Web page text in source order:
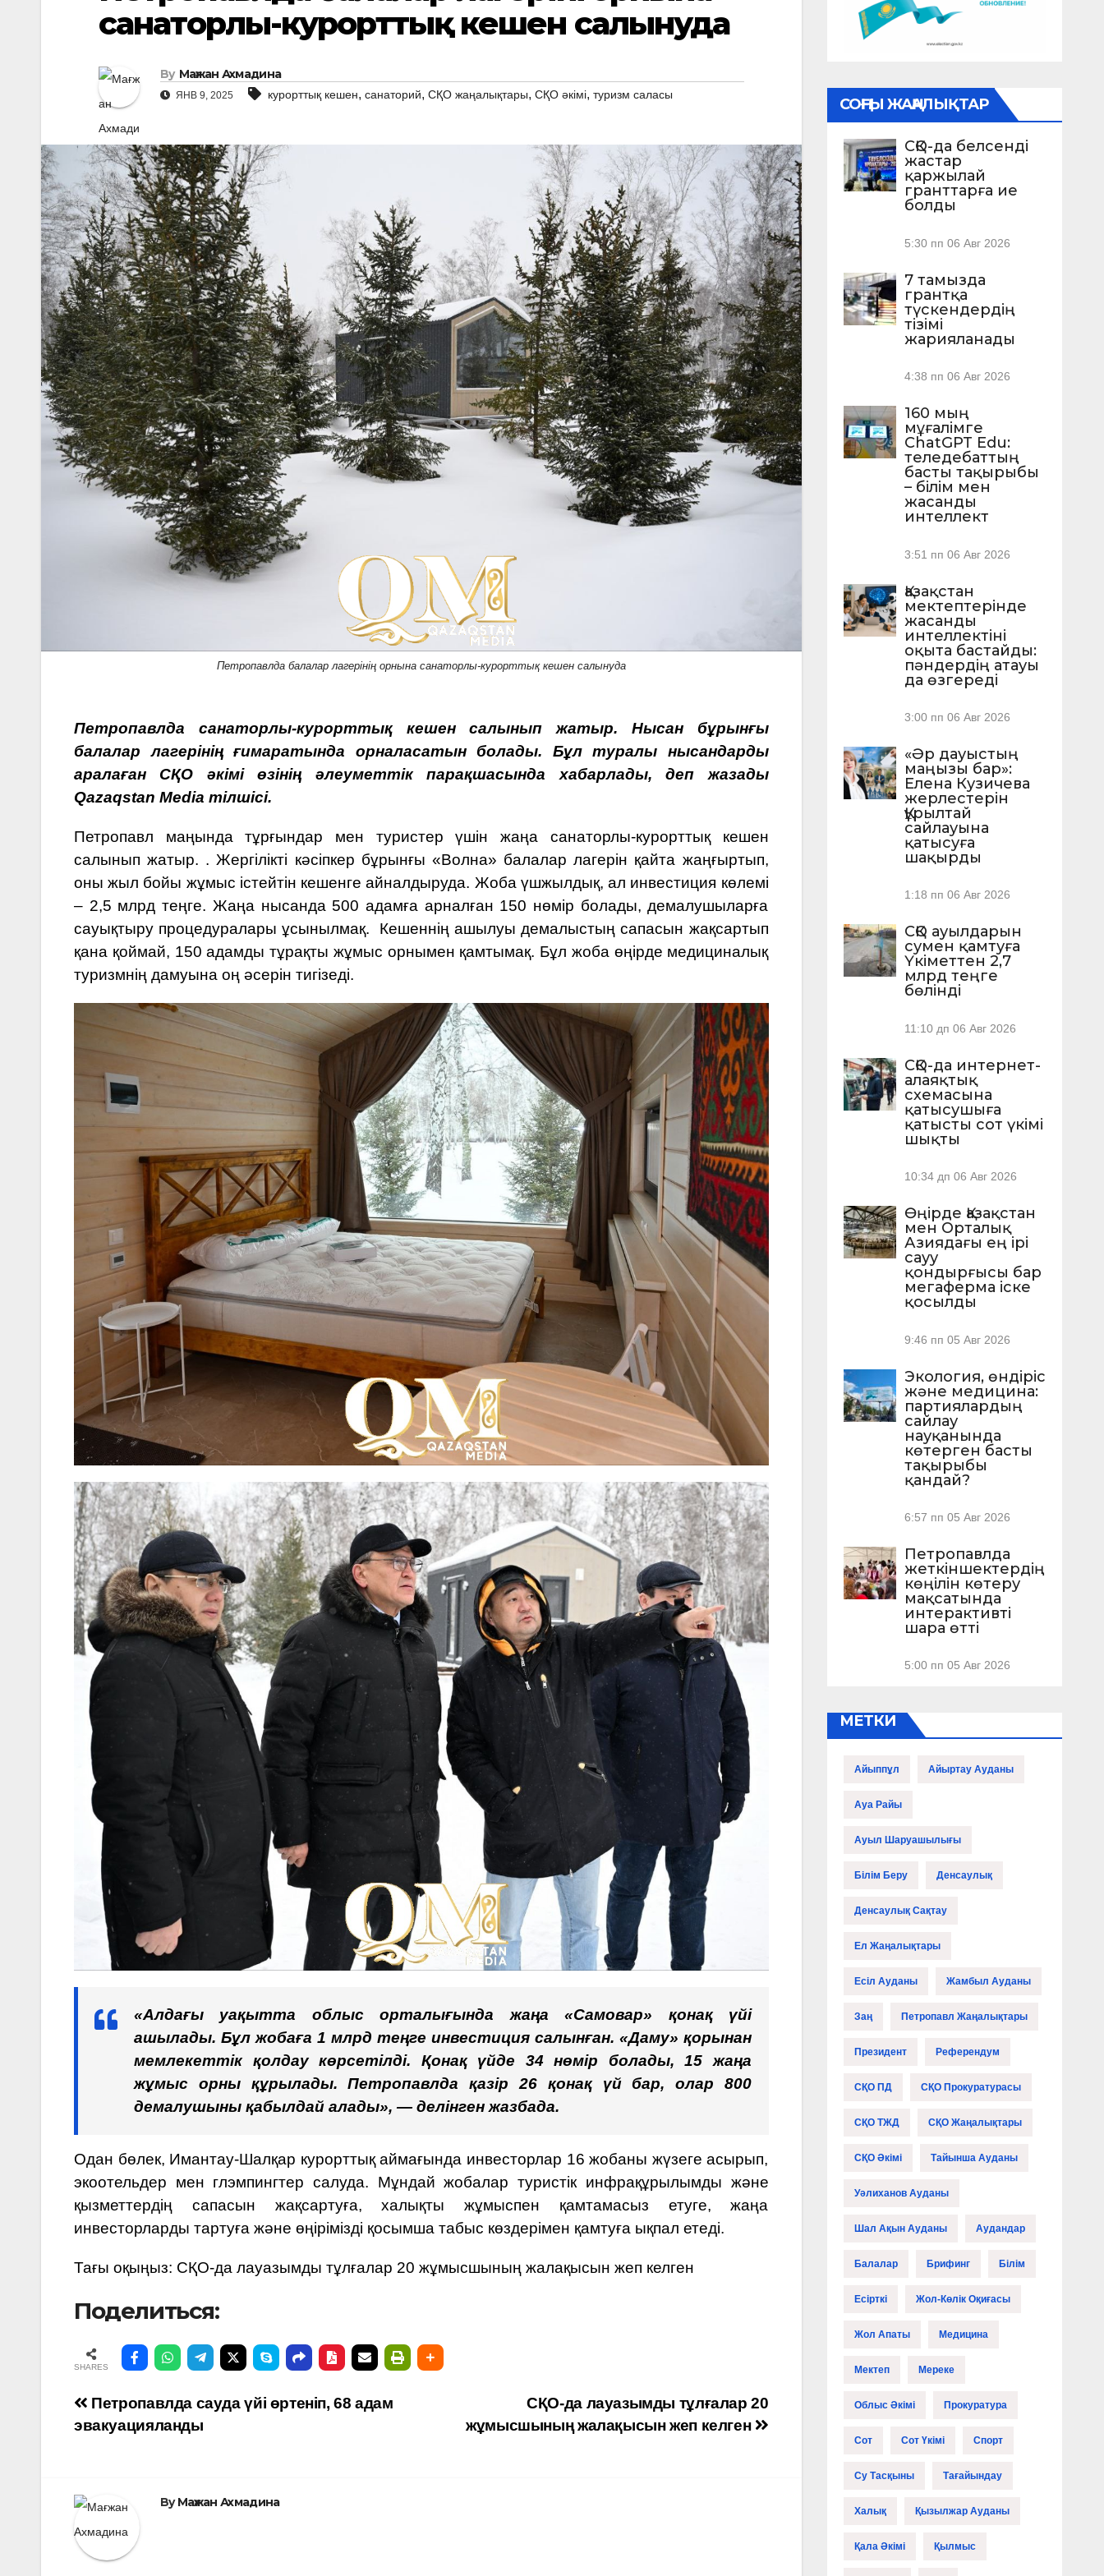
санаторлы-курорттық кешен салынуда
By Мағжан Ахмадина
ЯНВ 9, 2025 курорттық кешен, санаторий, СҚО жаңалықтары, СҚО әкімі, туризм саласы
Петропавлда балалар лагерінің орнына санаторлы-курорттық кешен салынуда
Петропавлда санаторлы-курорттық кешен салынып жатыр. Нысан бұрынғы
балалар лагерінің ғимаратында орналасатын болады. Бұл туралы нысандарды
аралаған СҚО әкімі өзінің әлеуметтік парақшасында хабарлады, деп жазады
Qazaqstan Media тілшісі.
Петропавл маңында тұрғындар мен туристер үшін жаңа санаторлы-курорттық кешен
салынып жатыр. . Жергілікті кәсіпкер бұрынғы «Волна» балалар лагерін қайта жаңғыртып,
оны жыл бойы жұмыс істейтін кешенге айналдыруда. Жоба үшжылдық, ал инвестиция көлемі
– 2,5 млрд теңге. Жаңа нысанда 500 адамға арналған 150 нөмір болады, демалушыларға
сауықтыру процедуралары ұсынылмақ. Кешеннің ашылуы демалыстың сапасын жақсартып
қана қоймай, 150 адамды тұрақты жұмыс орнымен қамтымақ. Бұл жоба өңірде медициналық
туризмнің дамуына оң әсерін тигізеді.
«Алдағы уақытта облыс орталығында жаңа «Самовар» қонақ үйі
ашылады. Бұл жобаға 1 млрд теңге инвестиция салынған. «Даму» қорынан
мемлекеттік қолдау көрсетілді. Қонақ үйде 34 нөмір болады, 15 жаңа
жұмыс орны құрылады. Петропавлда қазір 26 қонақ үй бар, олар 800
демалушыны қабылдай алады», — делінгенжазбада.
Одан бөлек, Имантау-Шалқар курорттық аймағында инвесторлар 16 жобаны жүзеге асырып,
экоотельдер мен глэмпингтер салуда. Мұндай жобалар туристік инфрақұрылымды және
қызметтердің сапасын жақсартуға, халықты жұмыспен қамтамасыз етуге, жаңа
инвесторларды тартуға және өңірімізді қосымша табыс көздерімен қамтуға ықпал етеді.
Тағы оқыңыз: СҚО-да лауазымды тұлғалар 20 жұмысшының жалақысын жеп келген
Поделиться:
SHARES
Навигация
СҚО-да лауазымды тұлғалар 20
жұмысшының жалақысын жеп келген
Петропавлда сауда үйі өртеніп, 68 адам
эвакуацияланды
ByМағжан Ахмадина
СОҢҒЫ ЖАҢАЛЫҚТАР
СҚО-да белсенді
жастар
қаржылай
гранттарға ие
болды
5:30 пп 06 Авг 2026
7 тамызда
грантқа
түскендердің
тізімі
жарияланады
4:38 пп 06 Авг 2026
160 мың
мұғалімге
ChatGPT Edu:
теледебаттың
басты тақырыбы
– білім мен
жасанды
интеллект
3:51 пп 06 Авг 2026
Қазақстан
мектептерінде
жасанды
интеллектіні
оқыта бастайды:
пәндердің атауы
да өзгереді
3:00 пп 06 Авг 2026
«Әр дауыстың
маңызы бар»:
Елена Кузичева
жерлестерін
Құрылтай
сайлауына
қатысуға
шақырды
1:18 пп 06 Авг 2026
СҚО ауылдарын
сумен қамтуға
Үкіметтен 2,7
млрд теңге
бөлінді
11:10 дп 06 Авг 2026
СҚО-да интернет-
алаяқтық
схемасына
қатысушыға
қатысты сот үкімі
шықты
10:34 дп 06 Авг 2026
Өңірде Қазақстан
мен Орталық
Азиядағы ең ірі
сауу
қондырғысы бар
мегаферма іске
қосылды
9:46 пп 05 Авг 2026
Экология, өндіріс
және медицина:
партиялардың
сайлау
науқанында
көтерген басты
тақырыбы
қандай?
6:57 пп 05 Авг 2026
Петропавлда
жеткіншектердің
көңілін көтеру
мақсатында
интерактивті
шара өтті
5:00 пп 05 Авг 2026
МЕТКИ
Айыппұл Айыртау Ауданы
Ауа Райы
Ауыл Шаруашылығы
Білім Беру Денсаулық
Денсаулық Сақтау
Ел Жаңалықтары
Есіл Ауданы Жамбыл Ауданы
Заң Петропавл Жаңалықтары
Президент Референдум
СҚО ПД СҚО Прокуратурасы
СҚО ТЖД СҚО Жаңалықтары
СҚО Әкімі Тайынша Ауданы
Уәлиханов Ауданы
Шал Ақын Ауданы Аудандар
Балалар Брифинг Білім
Есірткі Жол-Көлік Оқиғасы
Жол Апаты Медицина
Мектеп Мереке
Облыс Әкімі Прокуратура
Сот Сот Үкімі Спорт
Су Тасқыны Тағайындау
Халық Қызылжар Ауданы
Қала Әкімі Қылмыс